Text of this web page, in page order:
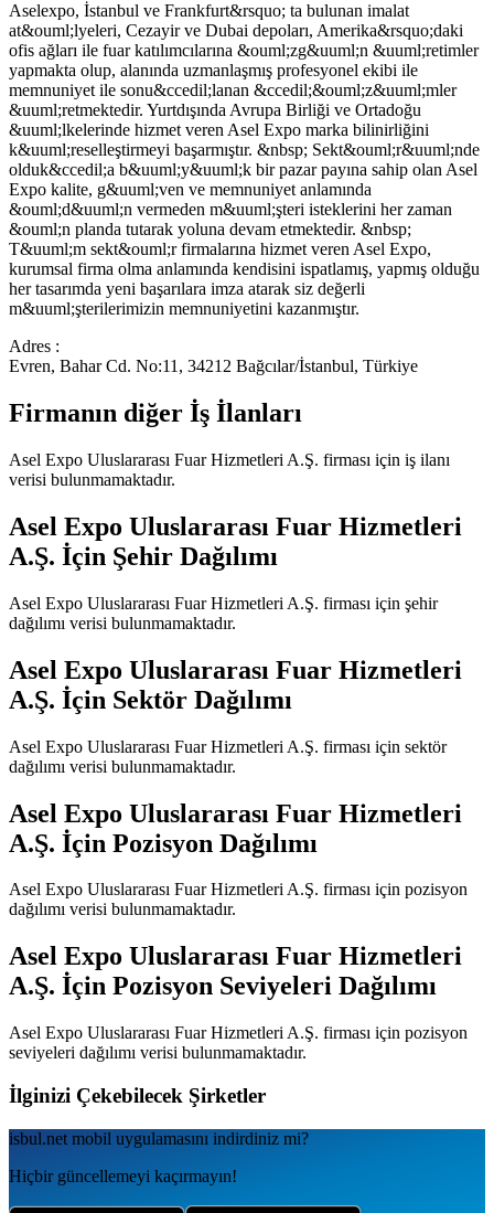
Aselexpo, İstanbul ve Frankfurt&rsquo; ta bulunan imalat
at&ouml;lyeleri, Cezayir ve Dubai depoları, Amerika&rsquo;daki
ofis ağları ile fuar katılımcılarına &ouml;zg&uuml;n &uuml;retimler
yapmakta olup, alanında uzmanlaşmış profesyonel ekibi ile
memnuniyet ile sonu&ccedil;lanan &ccedil;&ouml;z&uuml;mler
&uuml;retmektedir. Yurtdışında Avrupa Birliği ve Ortadoğu
&uuml;lkelerinde hizmet veren Asel Expo marka bilinirliğini
k&uuml;reselleştirmeyi başarmıştır. &nbsp; Sekt&ouml;r&uuml;nde
olduk&ccedil;a b&uuml;y&uuml;k bir pazar payına sahip olan Asel
Expo kalite, g&uuml;ven ve memnuniyet anlamında
&ouml;d&uuml;n vermeden m&uuml;şteri isteklerini her zaman
&ouml;n planda tutarak yoluna devam etmektedir. &nbsp;
T&uuml;m sekt&ouml;r firmalarına hizmet veren Asel Expo,
kurumsal firma olma anlamında kendisini ispatlamış, yapmış olduğu
her tasarımda yeni başarılara imza atarak siz değerli
m&uuml;şterilerimizin memnuniyetini kazanmıştır.
Adres :
Evren, Bahar Cd. No:11, 34212 Bağcılar/İstanbul, Türkiye
Firmanın diğer İş İlanları
Asel Expo Uluslararası Fuar Hizmetleri A.Ş. firması için iş ilanı
verisi bulunmamaktadır.
Asel Expo Uluslararası Fuar Hizmetleri
A.Ş. İçin Şehir Dağılımı
Asel Expo Uluslararası Fuar Hizmetleri A.Ş. firması için şehir
dağılımı verisi bulunmamaktadır.
Asel Expo Uluslararası Fuar Hizmetleri
A.Ş. İçin Sektör Dağılımı
Asel Expo Uluslararası Fuar Hizmetleri A.Ş. firması için sektör
dağılımı verisi bulunmamaktadır.
Asel Expo Uluslararası Fuar Hizmetleri
A.Ş. İçin Pozisyon Dağılımı
Asel Expo Uluslararası Fuar Hizmetleri A.Ş. firması için pozisyon
dağılımı verisi bulunmamaktadır.
Asel Expo Uluslararası Fuar Hizmetleri
A.Ş. İçin Pozisyon Seviyeleri Dağılımı
Asel Expo Uluslararası Fuar Hizmetleri A.Ş. firması için pozisyon
seviyeleri dağılımı verisi bulunmamaktadır.
İlginizi Çekebilecek Şirketler
isbul.net mobil uygulamаsını indirdiniz mi?
Hiçbir güncellemeyi kaçırmayın!